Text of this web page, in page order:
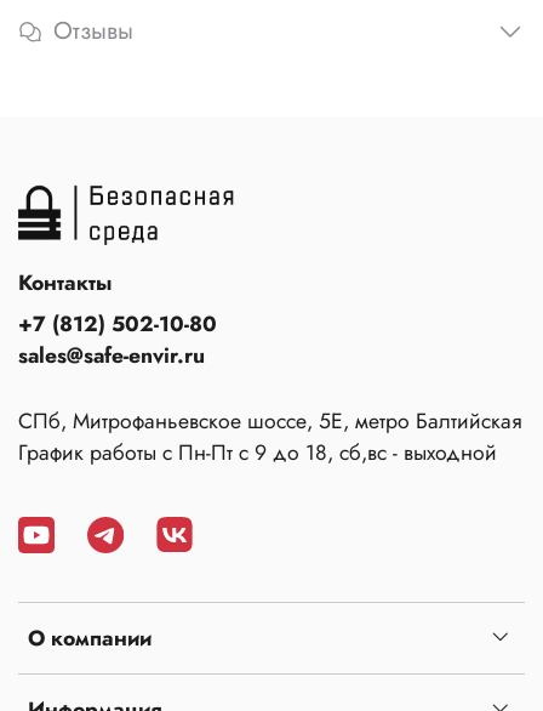
Отзывы
О компании
Контакты
+7 (812) 502-10-80
sales@safe-envir.ru
СПб, Митрофаньевское шоссе, 5Е, метро Балтийская
График работы с Пн-Пт с 9 до 18, сб,вс - выходной